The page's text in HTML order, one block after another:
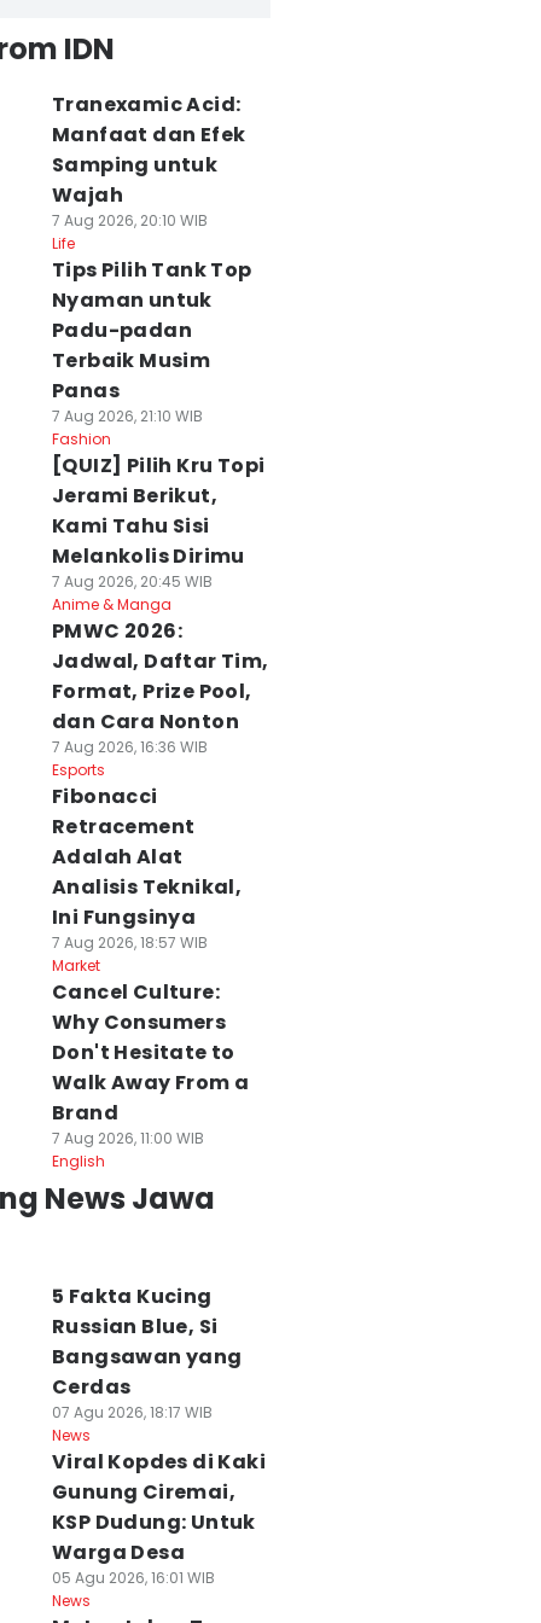
IDN
Tranexamic Acid:
Manfaat dan Efek
Samping untuk
Wajah
7 Aug 2026, 20:10 WIB
Life
Tips Pilih Tank Top
Nyaman untuk
Padu-padan
Terbaik Musim
Panas
7 Aug 2026, 21:10 WIB
Fashion
[QUIZ] Pilih Kru Topi
Jerami Berikut,
Kami Tahu Sisi
Melankolis Dirimu
7 Aug 2026, 20:45 WIB
Anime & Manga
PMWC 2026:
Jadwal, Daftar Tim,
Format, Prize Pool,
dan Cara Nonton
7 Aug 2026, 16:36 WIB
Esports
Fibonacci
Retracement
Adalah Alat
Analisis Teknikal,
Ini Fungsinya
7 Aug 2026, 18:57 WIB
Market
Cancel Culture:
Why Consumers
Don't Hesitate to
Walk Away From a
Brand
7 Aug 2026, 11:00 WIB
English
News Jawa
5 Fakta Kucing
Russian Blue, Si
Bangsawan yang
Cerdas
07 Agu 2026, 18:17 WIB
News
Viral Kopdes di Kaki
Gunung Ciremai,
KSP Dudung: Untuk
Warga Desa
05 Agu 2026, 16:01 WIB
News